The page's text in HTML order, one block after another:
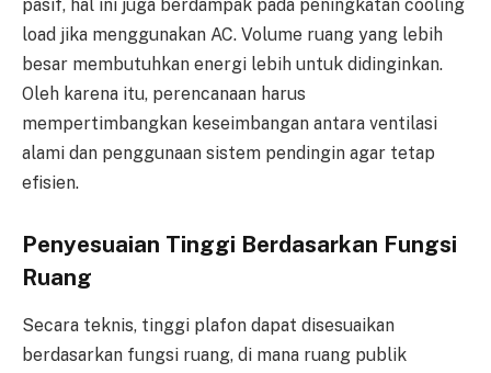
pasif, hal ini juga berdampak pada peningkatan cooling
load jika menggunakan AC. Volume ruang yang lebih
besar membutuhkan energi lebih untuk didinginkan.
Oleh karena itu, perencanaan harus
mempertimbangkan keseimbangan antara ventilasi
alami dan penggunaan sistem pendingin agar tetap
efisien.
Penyesuaian Tinggi Berdasarkan Fungsi
Ruang
Secara teknis, tinggi plafon dapat disesuaikan
berdasarkan fungsi ruang, di mana ruang publik